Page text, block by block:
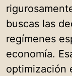
buscas las
regímenes
economía.
optimización